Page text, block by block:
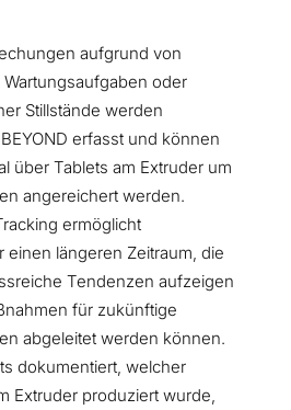
aufgrund von
oder
Stillstände werden
erfasst und können
über Tablets am Extruder um
angereichert werden.
ermöglicht
längeren Zeitraum, die
Tendenzen aufzeigen
für zukünftige
abgeleitet werden können.
dokumentiert, welcher
Extruder produziert wurde,